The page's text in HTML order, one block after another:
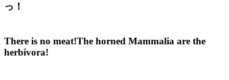
っ！
There is no meat!The horned Mammalia are the
herbivora!